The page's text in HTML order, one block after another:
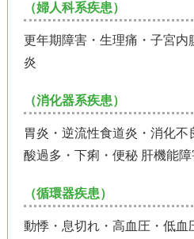
（婦人科系疾患）
更年期障害・生理痛・子宮内
炎
（消化器系疾患）
胃炎・逆流性食道炎・消化不
酸過多・下痢・便秘 肝機能
（循環器疾患）
動悸・息切れ・高血圧・低血